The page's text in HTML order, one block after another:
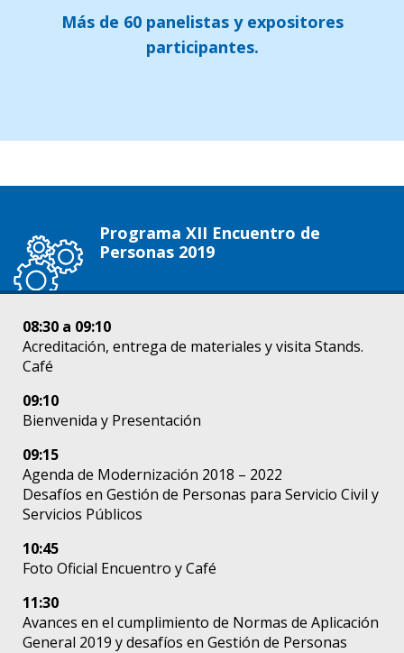
Más de 60 panelistas y expositores
participantes.
Programa XII Encuentro de
Personas 2019
08:30 a 09:10
Acreditación, entrega de materiales y visita Stands.
Café
09:10
Bienvenida y Presentación
09:15
Agenda de Modernización 2018 – 2022
Desafíos en Gestión de Personas para Servicio Civil y
Servicios Públicos
10:45
Foto Oficial Encuentro y Café
11:30
Avances en el cumplimiento de Normas de Aplicación
General 2019 y desafíos en Gestión de Personas